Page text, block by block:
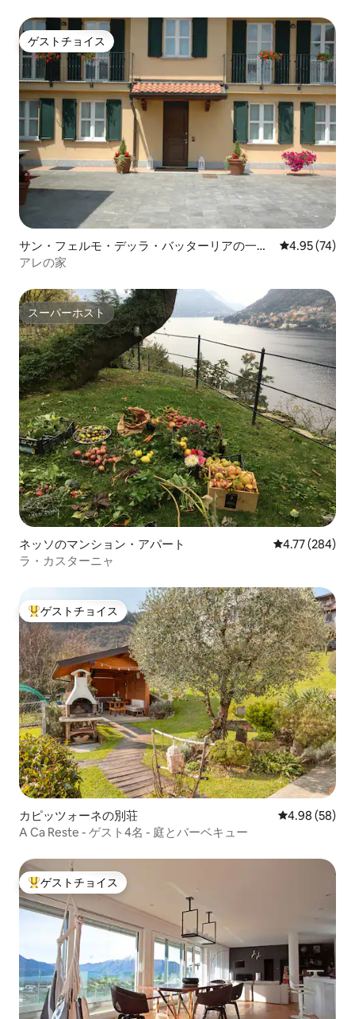
ゲストチョイス
ゲストチョイス
サン・フェルモ・デッラ・バッターリアの一軒
家
レビュー74
4.95 (74)
アレの家
スーパーホスト
スーパーホスト
ネッソのマンション・アパート レビュー284
4.77 (284)
ラ・カスターニャ
大好評のゲストチョイスです。
ゲストチョイス
カピッツォーネの別荘 レビュー58
4.98 (58)
A Ca Reste - ゲスト4名 - 庭とバーベキュー
大好評のゲストチョイスです。
ゲストチョイス